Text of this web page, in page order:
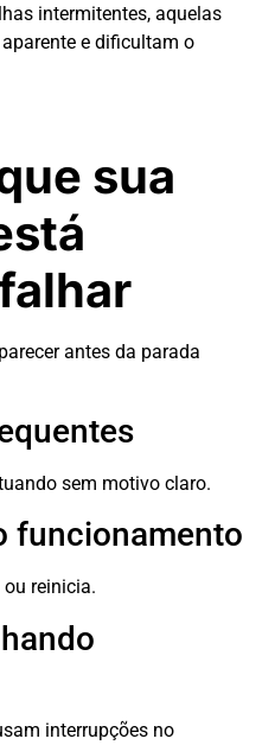
intermitentes, aquelas
e dificultam o
sua
antes da parada
sem motivo claro.
funcionamento
reinicia.
interrupções no